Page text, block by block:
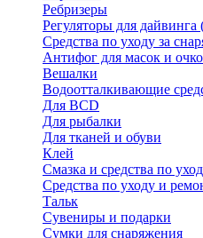
Ребризеры
Регуляторы для
Средства по уходу за
Антифог для масок и
Вешалки
Водоотталкивающие
Для BCD
Для рыбалки
Для тканей и обуви
Клей
Смазка и средства по
Средства по уходу и
Тальк
Сувениры и подарки
Сумки для снаряжения